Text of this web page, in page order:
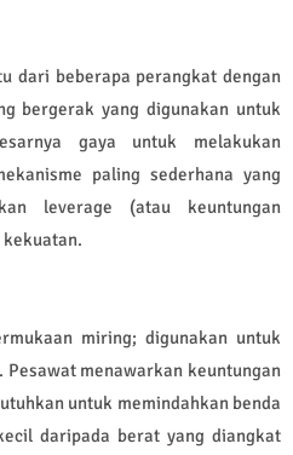
dari beberapa perangkat dengan
bergerak yang digunakan untuk
gaya untuk melakukan
paling sederhana yang
leverage (atau keuntungan
miring; digunakan untuk
menawarkan keuntungan
untuk memindahkan benda
daripada berat yang diangkat